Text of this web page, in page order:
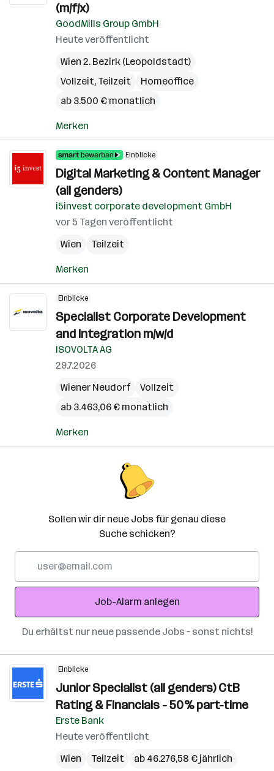
(m/f/x)
GoodMills Group GmbH
Heute veröffentlicht
Wien 2. Bezirk (Leopoldstadt)
Vollzeit, Teilzeit
Homeoffice
ab 3.500 € monatlich
Merken
Einblicke
Digital Marketing & Content Manager
(all genders)
i5invest corporate development GmbH
vor 5 Tagen veröffentlicht
Wien
Teilzeit
Merken
Einblicke
Specialist Corporate Development
and Integration m/w/d
ISOVOLTA AG
29.7.2026
Wiener Neudorf
Vollzeit
ab 3.463,06 € monatlich
Merken
Sollen wir dir neue Jobs für genau diese
Suche schicken?
Adresse
Job-Alarm anlegen
Du erhältst nur neue passende Jobs – sonst nichts!
Einblicke
Junior Specialist (all genders) CtB
Rating & Financials - 50% part-time
Erste Bank
Heute veröffentlicht
Wien
Teilzeit ab 46.276,58 € jährlich